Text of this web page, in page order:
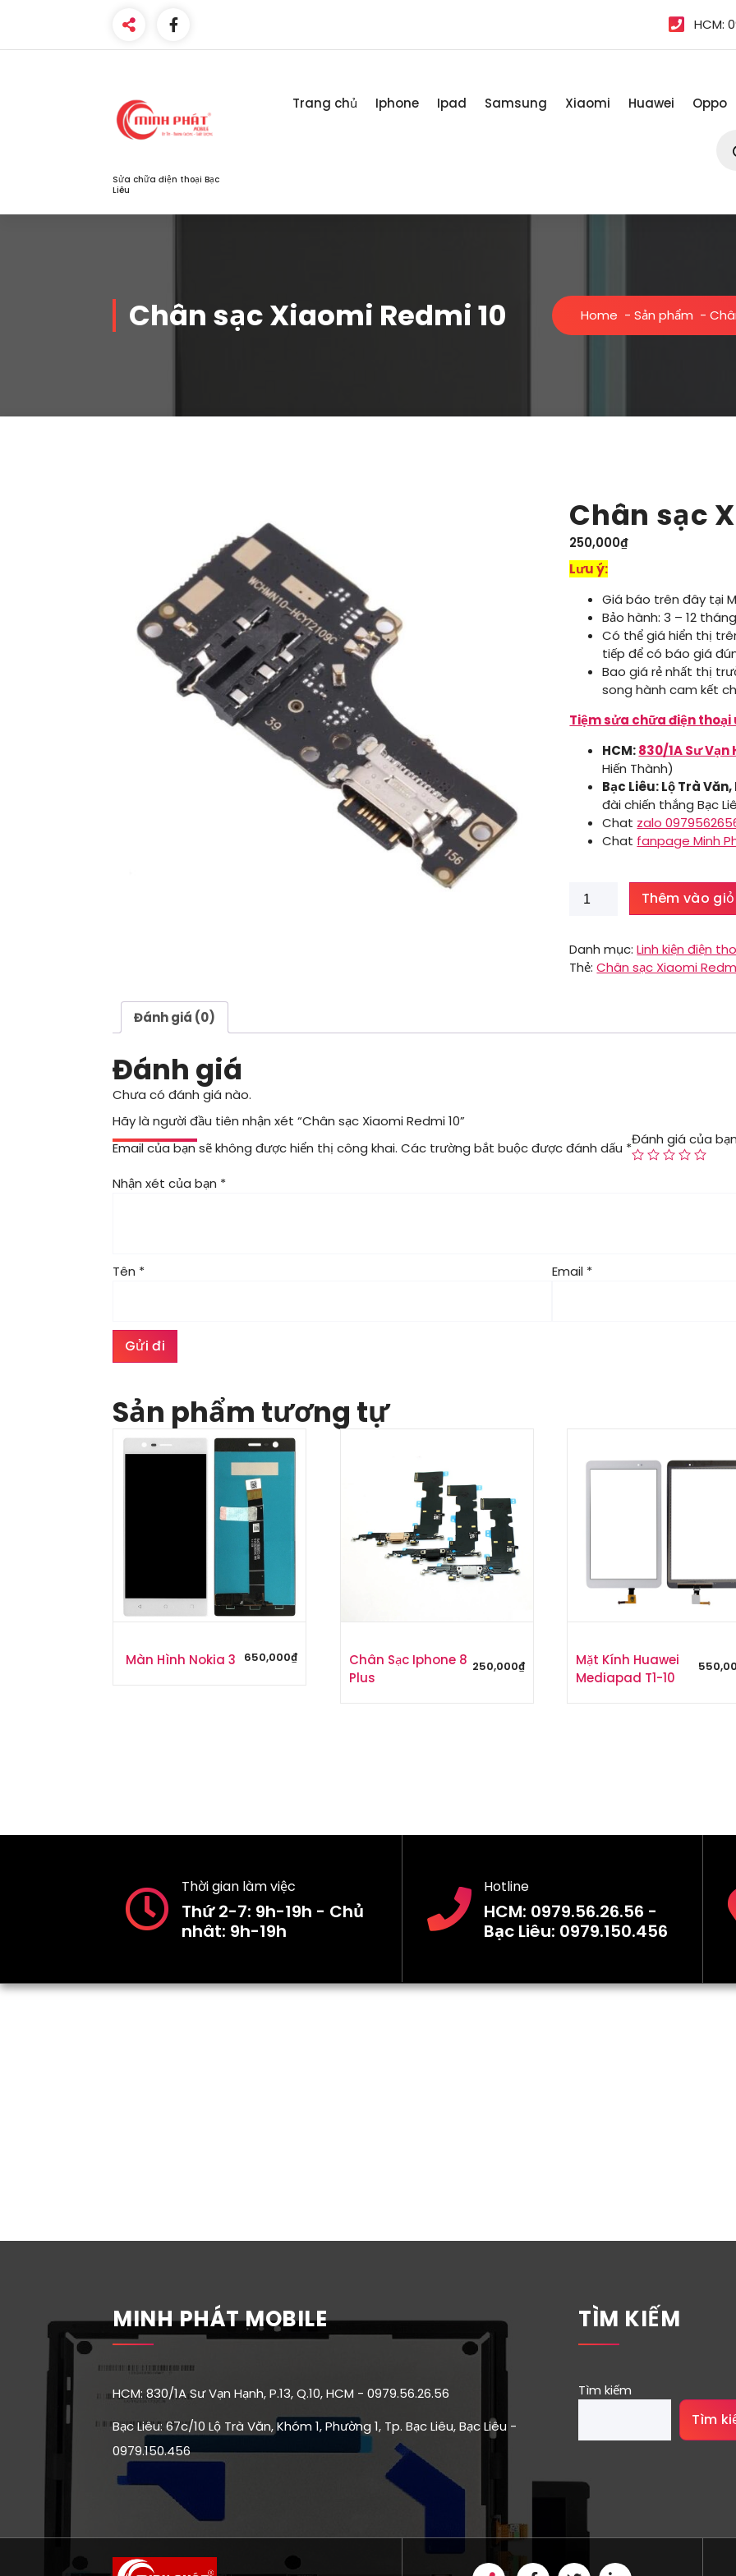
HCM:
Sửa chữa điện thoại Bạc
Liêu
Trang chủ Iphone Ipad Samsung Xiaomi Huawei
Oppo
sản
Chân sạc Xiaomi Redmi 10 Home - Sản phẩm -
Chân sạc
250,000₫
Lưu ý:
Giá báo trên đây tại
Bảo hành: 3 – 12
Có thể giá hiển thị
tiếp để có báo giá
Bao giá rẻ nhất thị
song hành cam kết
Tiệm sửa chữa điện
HCM:830/1A Sư Vạn
Hiến Thành)
Bạc Liêu: Lộ Trà
đài chiến thắng Bạc
Chat zalo
Chat fanpage Minh
Chân
sạc
Redmi
10
Thêm vào
Danh mục:Linh kiện điện
Thẻ:Chân sạc Xiaomi
Đánh giá (0)
Đánh giá
Chưa có đánh giá nào.
Hãy là người đầu tiên nhận xét “Chân sạc Xiaomi Redmi 10”
Email của bạn sẽ không được hiển thị công khai. Các trường bắt buộc được đánh dấu *
Đánh giá của
Nhận xét của bạn *
Tên * Email *
Sản phẩm tương tự
Màn Hình Nokia 3 650,000₫
Chân Sạc Iphone 8
Plus
250,000₫
Mặt Kính Huawei
Mediapad T1-10
Thời gian làm việc
Thứ 2-7: 9h-19h - Chủ
nhât: 9h-19h
Hotline
HCM: 0979.56.26.56 -
Bạc Liêu: 0979.150.456
MINH PHÁT MOBILE
HCM: 830/1A Sư Vạn Hạnh, P.13, Q.10, HCM - 0979.56.26.56
Bạc Liêu: 67c/10 Lộ Trà Văn, Khóm 1, Phường 1, Tp. Bạc Liêu, Bạc Liêu -
0979.150.456
TÌM KIẾM
Tìm kiếm
Tìm